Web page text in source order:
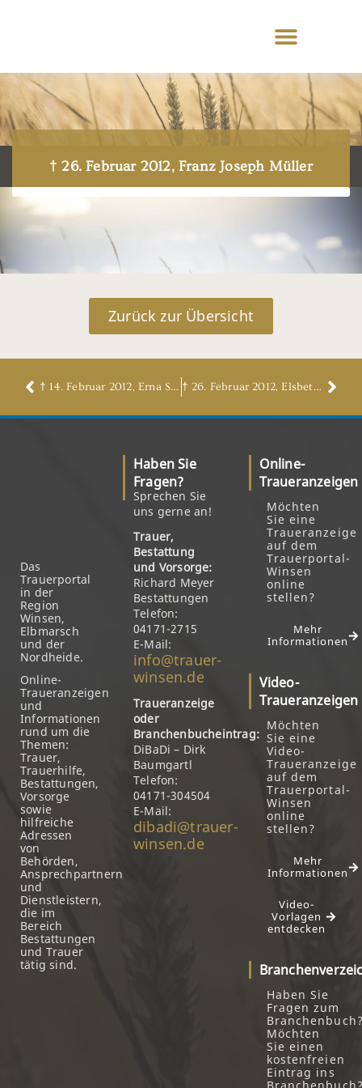
† 26. Februar 2012, Franz Joseph Müller
Zurück zur Übersicht
† 14. Februar 2012, Erna Schmalfeld, geb. Ahrens † 26. Februar 2012, Elsbeth Neunert, geb . Putensen
Das
Trauerportal
in der
Region
Winsen,
Elbmarsch
und der
Nordheide.
Online-
Traueranzeigen
und
Informationen
rund um die
Themen:
Trauer,
Trauerhilfe,
Bestattungen,
Vorsorge
sowie
hilfreiche
Adressen
von
Behörden,
Ansprechpartnern
und
Dienstleistern,
die im
Bereich
Bestattungen
und Trauer
tätig sind.
Haben Sie
Fragen?
Sprechen Sie
uns gerne an!
Trauer,
Bestattung
und Vorsorge:
Richard Meyer
Bestattungen
Telefon:
04171-2715
E-Mail:
info@trauer-
winsen.de
Traueranzeige
oder
Branchenbucheintrag:
DiBaDi – Dirk
Baumgartl
Telefon:
04171-304504
E-Mail:
dibadi@trauer-
winsen.de
Online-
Traueranzeigen
Möchten
Sie eine
Traueranzeige
auf dem
Trauerportal-
Winsen
online
stellen?
Mehr
Informationen
Video-
Traueranzeigen
Möchten
Sie eine
Video-
Traueranzeige
auf dem
Trauerportal-
Winsen
online
stellen?
Mehr
Informationen
Video-
Vorlagen
entdecken
Haben Sie
Fragen zum
Möchten
Sie einen
kostenfreien
Eintrag ins